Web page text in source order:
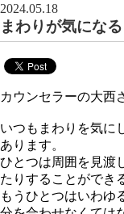
2024.05.18
まわりが気になる
カウンセラーの大西
いつもまわりを気に
あります。
ひとつは周囲を見渡
たりすることができ
もうひとつはいわゆ